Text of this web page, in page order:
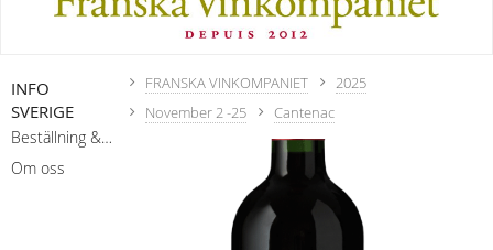
FRANSKA VINKOMPANIET
2025
November 2 -25
Cantenac
INFO
SVERIGE
Beställning & leverans
Om oss